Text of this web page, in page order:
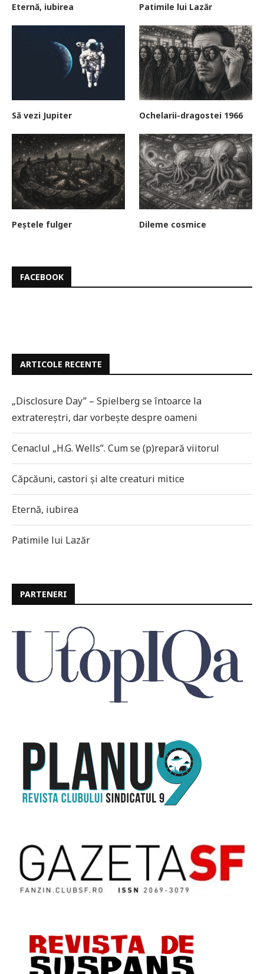
Eternă, iubirea Patimile lui Lazăr
Să vezi Jupiter Ochelarii-dragostei 1966
Peștele fulger Dileme cosmice
FACEBOOK
ARTICOLE RECENTE
„Disclosure Day” – Spielberg se întoarce la
extratereștri, dar vorbește despre oameni
Cenaclul „H.G. Wells”. Cum se (p)repară viitorul
Căpcăuni, castori și alte creaturi mitice
Eternă, iubirea
Patimile lui Lazăr
PARTENERI